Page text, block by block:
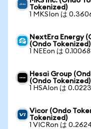
Tokenized)
1 MKSIon は
NextEra Energy
(Ondo Tokenized)
1 NEEon は
Hesai Group
(Ondo Tokenized)
1 HSAIon は
Vicor (Ondo
Tokenized)
1 VICRon は